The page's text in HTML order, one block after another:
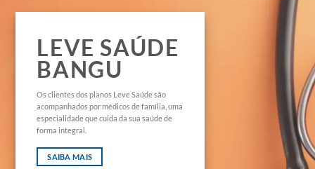
LEVE SAÚDE
BANGU
Os clientes dos planos Leve Saúde são
acompanhados por médicos de família, uma
especialidade que cuida da sua saúde de
forma integral.
SAIBA MAIS